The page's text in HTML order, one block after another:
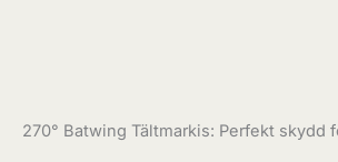
270° Batwing Tältmarkis: Perfekt skydd